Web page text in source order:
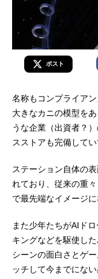
ポスト
名称もコンプライア
大きなカニの模型を
うな企業（出資者？
スストアも完備して
ステーション自体の
れており、従来の重
で最先端なイメージに
また少年たちがAIド
キングなどを駆使し
シーンの面白さとゲ
ッチして今までにな